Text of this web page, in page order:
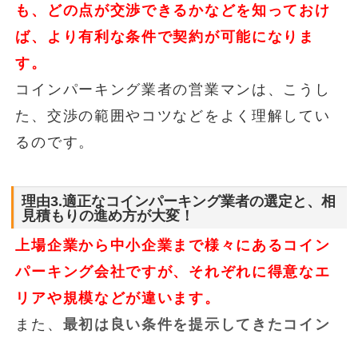
も、どの点が交渉できるかなどを知っておけ
ば、より有利な条件で契約が可能になりま
す。
コインパーキング業者の営業マンは、こうし
た、交渉の範囲やコツなどをよく理解してい
るのです。
理由3.適正なコインパーキング業者の選定と、相
見積もりの進め方が大変！
上場企業から中小企業まで様々にあるコイン
パーキング会社ですが、それぞれに得意なエ
リアや規模などが違います。
また、 最初は良い条件を提示してきたコイン